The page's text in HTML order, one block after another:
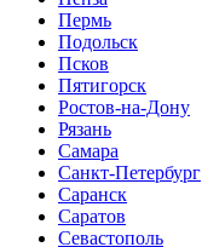
Пермь
Подольск
Псков
Пятигорск
Ростов-на-Дону
Рязань
Самара
Санкт-Петербург
Саранск
Саратов
Севастополь